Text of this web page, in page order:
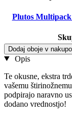
Plutos Multipack
Dodaj oboje v
Opis
Te okusne, ekstra
vašemu
podpirajo naravno
dodano vrednostjo!